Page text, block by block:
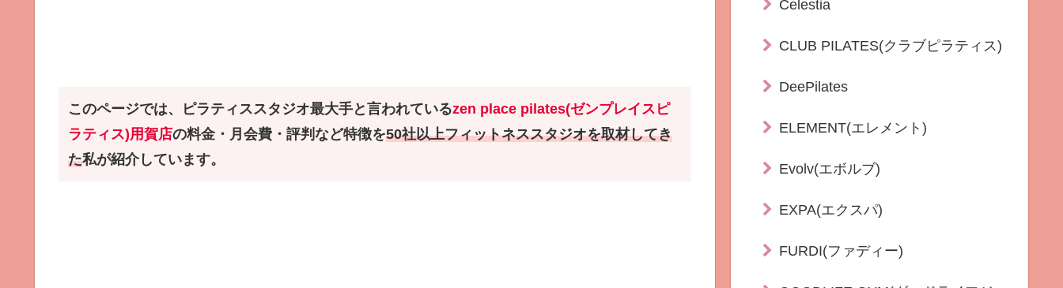
このページでは、ピラティススタジオ最大手と言われているzen place pilates(ゼンプレイスピ
ラティス)用賀店の料金・月会費・評判など特徴を50社以上フィットネススタジオを取材してき
た私が紹介しています。
Celestia
CLUB PILATES(クラブピラティス)
DeePilates
ELEMENT(エレメント)
Evolv(エボルブ)
EXPA(エクスパ)
FURDI(ファディー)